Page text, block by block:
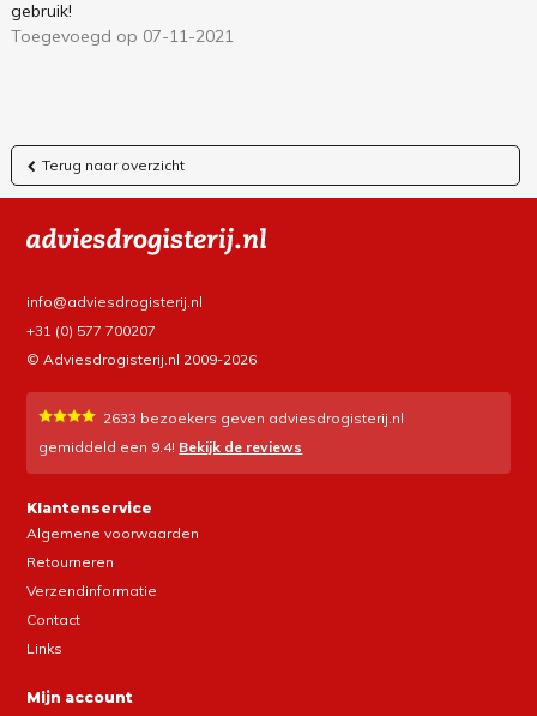
gebruik!
Toegevoegd op 07-11-2021
Terug naar overzicht
info@adviesdrogisterij.nl
+31 (0) 577 700207
© Adviesdrogisterij.nl 2009-2026
2633 bezoekers geven adviesdrogisterij.nl
gemiddeld een 9.4! Bekijk de reviews
Klantenservice
Algemene voorwaarden
Retourneren
Verzendinformatie
Contact
Links
Mijn account